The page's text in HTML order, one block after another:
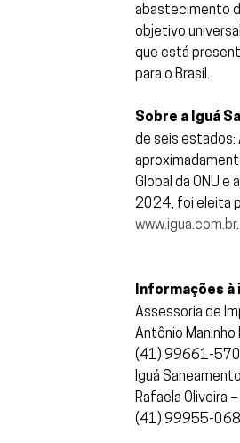
abastecimento
objetivo
que está
para o Brasil.
Sobre a Iguá
de seis estados:
Global da ONU
2024, foi eleita
www.igua.com.br.
Informações
Assessoria de
Antônio
(41) 99661-
Iguá
Rafaela Oliveira
(41) 99955-